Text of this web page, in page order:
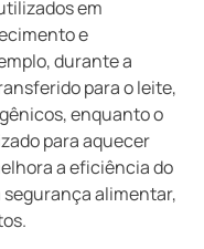
em
e
durante a
para o leite,
enquanto o
para aquecer
a eficiência do
alimentar,